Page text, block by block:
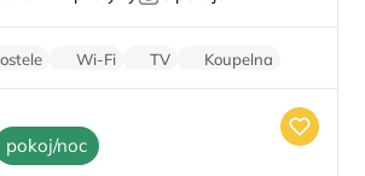
Wi-Fi TV
Koupelna
pokoj/noc